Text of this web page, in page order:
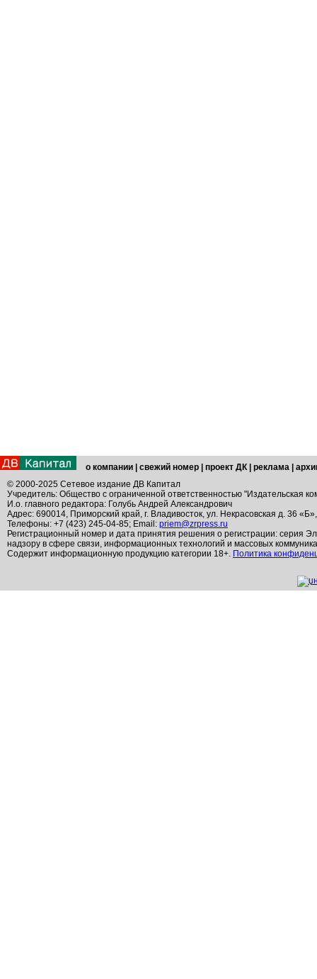
о компании свежий номер проект ДК реклама
© 2000-2025 Сетевое издание ДВ Капитал
Учредитель: Общество с ограниченной ответственностью "Издательская
И.о. главного редактора: Голубь Андрей Александрович
Адрес: 690014, Приморский край, г. Владивосток, ул. Некрасовская д. 36
Телефоны: +7 (423) 245-04-85; Email: priem@zrpress.ru
Регистрационный номер и дата принятия решения о регистрации: серия
надзору в сфере связи, информационных технологий и массовых
Содержит информационную продукцию категории 18+. Политика